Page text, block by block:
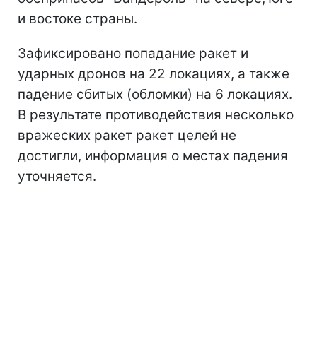
и востоке страны.
Зафиксировано попадание ракет и
ударных дронов на 22 локациях, а также
падение сбитых (обломки) на 6 локациях.
В результате противодействия несколько
вражеских ракет ракет целей не
достигли, информация о местах падения
уточняется.